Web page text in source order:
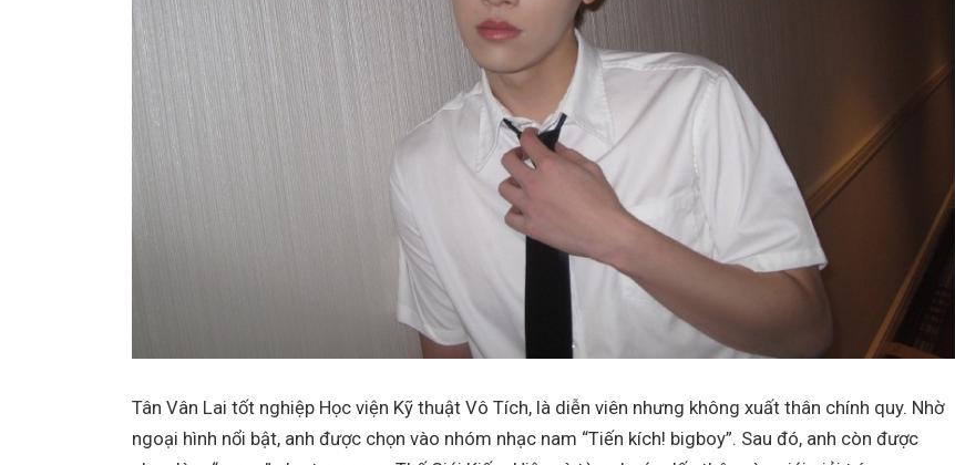
Tân Vân Lai tốt nghiệp Học viện Kỹ thuật Vô Tích, là diễn viên nhưng không xuất thân chính quy. Nhờ
ngoại hình nổi bật, anh được chọn vào nhóm nhạc nam “Tiến kích! bigboy”. Sau đó, anh còn được